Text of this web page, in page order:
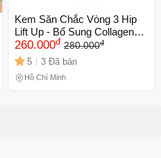
Kem Săn Chắc Vòng 3 Hip
Lift Up - Bổ Sung Collagen
Từ Thiên Nhiên Cho Mông
Đầy Đặn, Săn Chắc, Made in
Thailand
260.000đ 280.000đ
5 3 Đã bán
Hồ Chí Minh